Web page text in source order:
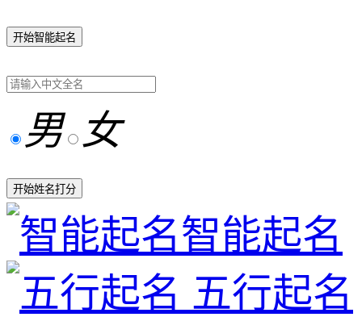
开始智能起名
男 女
开始姓名打分
智能起名
五行起名